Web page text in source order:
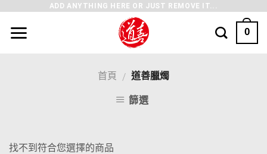
ADD ANYTHING HERE OR JUST REMOVE IT...
0
首頁 / 道善臘燭
篩選
找不到符合您選擇的商品